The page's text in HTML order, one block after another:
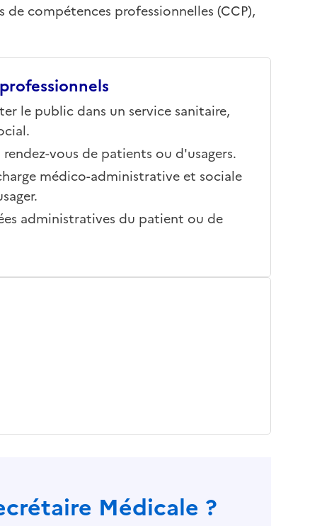
compétences professionnelles (CCP),
le public dans un service sanitaire,
rendez-vous de patients ou d'usagers.
médico-administrative et sociale
administratives du patient ou de
Médicale ?